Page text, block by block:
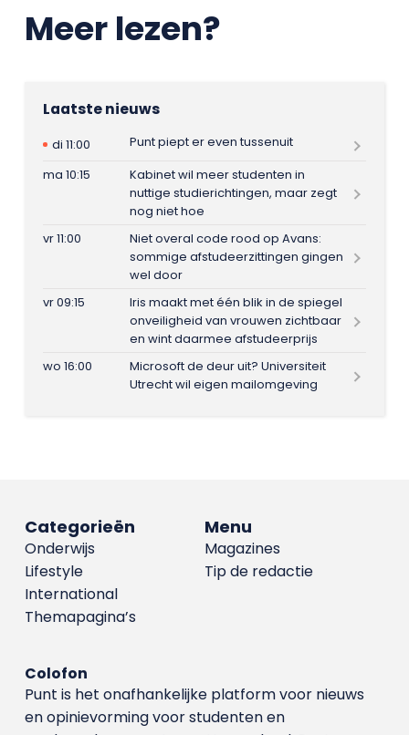
Meer lezen?
Laatste nieuws
di 11:00
Punt piept er even tussenuit
ma 10:15
Kabinet wil meer studenten in
nuttige studierichtingen, maar zegt
nog niet hoe
vr 11:00
Niet overal code rood op Avans:
sommige afstudeerzittingen gingen
wel door
vr 09:15
Iris maakt met één blik in de spiegel
onveiligheid van vrouwen zichtbaar
en wint daarmee afstudeerprijs
wo 16:00
Microsoft de deur uit? Universiteit
Utrecht wil eigen mailomgeving
Menu
Magazines
Tip de redactie
Categorieën
Onderwijs
Lifestyle
International
Themapagina’s
Colofon
Punt is het onafhankelijke platform voor nieuws
en opinievorming voor studenten en